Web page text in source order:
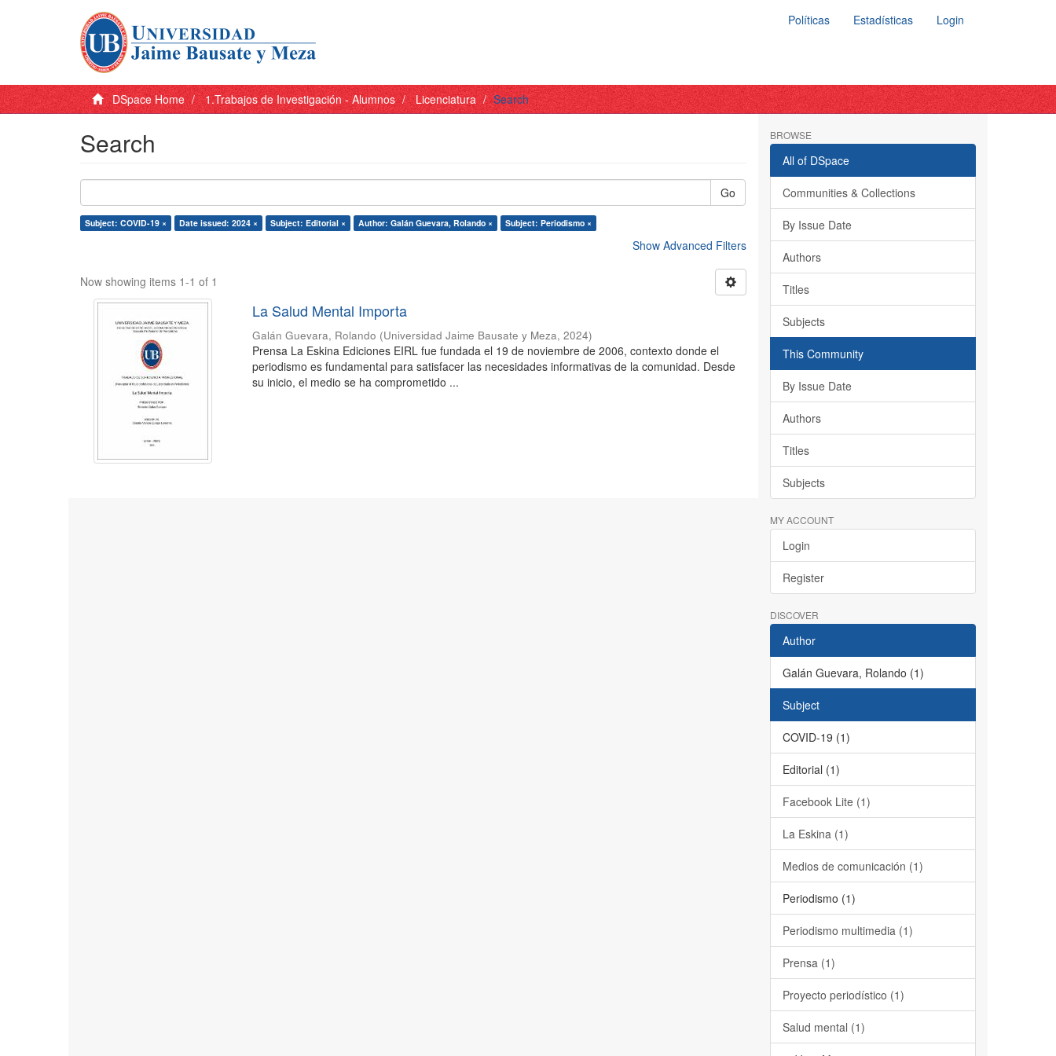
Políticas Estadísticas Login
DSpace Home 1.Trabajos de Investigación - Alumnos Licenciatura Search
Search
Go
Subject: COVID-19 × Date issued: 2024 × Subject: Editorial × Author: Galán Guevara, Rolando × Subject: Periodismo ×
Show Advanced Filters
Now showing items 1-1 of 1
La Salud Mental Importa
Galán Guevara, Rolando (Universidad Jaime Bausate y Meza,2024)
Prensa La Eskina Ediciones EIRL fue fundada el 19 de noviembre de 2006, contexto donde el
periodismo es fundamental para satisfacer las necesidades informativas de la comunidad. Desde
su inicio, el medio se ha comprometido ...
BROWSE
All of DSpace
Communities & Collections
By Issue Date
Authors
Titles
Subjects
This Community
By Issue Date
Authors
Titles
Subjects
MY ACCOUNT
Login
Register
DISCOVER
Author
Galán Guevara, Rolando (1)
Subject
COVID-19 (1)
Editorial (1)
Facebook Lite (1)
La Eskina (1)
Medios de comunicación (1)
Periodismo (1)
Periodismo multimedia (1)
Prensa (1)
Proyecto periodístico (1)
Salud mental (1)